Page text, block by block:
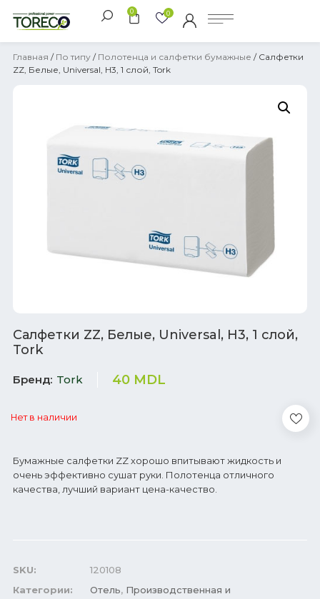
0 0
Главная / По типу / Полотенца и салфетки бумажные / Салфетки
ZZ, Белые, Universal, H3, 1 слой, Tork
Салфетки ZZ, Белые, Universal, H3, 1 слой,
Tork
Бренд Tork 40 MDL
Нет в наличии
Бумажные салфетки ZZ хорошо впитывают жидкость и
очень эффективно сушат руки. Полотенца отличного
качества, лучший вариант цена-качество.
SKU:
120108
Категории:
Отель, Производственная и